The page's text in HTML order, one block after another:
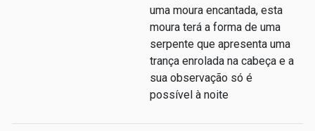
uma moura encantada, esta
moura terá a forma de uma
serpente que apresenta uma
trança enrolada na cabeça e a
sua observação só é
possível à noite